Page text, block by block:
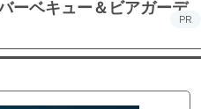
ーベキュー＆ビアガーデ
PR